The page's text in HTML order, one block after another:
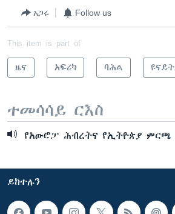
አጋሩ Follow us
This item is part of
ዜና አፍሪካ ባሕል
ተመሳሳይ ርእስ
የአውሮፓ ሕብረትና የኢትዮጵያ ምርጫ
ይከተሉን